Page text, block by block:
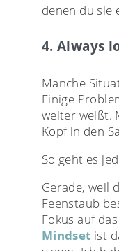
denen du sie
4. Always
Manche
Einige
weiter weißt.
Kopf in den
So geht es
Gerade, weil
Feenstaub
Fokus auf
Mindset ist